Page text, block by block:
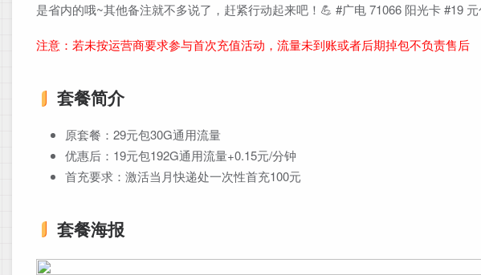
是省内的哦~其他备注就不多说了，赶紧行动起来吧！💪 #广电 71066 阳光卡 #19
注意：若未按运营商要求参与首次充值活动，流量未到账或者后期掉包不负责售后
套餐简介
原套餐：29元包30G通用流量
优惠后：19元包192G通用流量+0.15元/分钟
首充要求：激活当月快递处一次性首充100元
套餐海报